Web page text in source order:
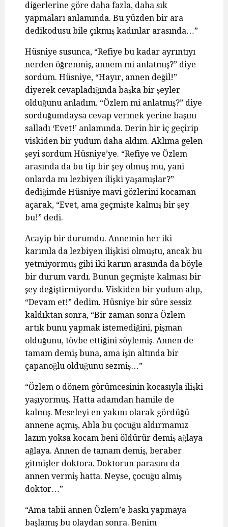
diğerlerine göre daha fazla, daha sık
yapmaları anlamında. Bu yüzden bir ara
dedikodusu bile çıkmış kadınlar arasında…”
Hüsniye susunca, “Refiye bu kadar ayrıntıyı
nerden öğrenmiş, annem mi anlatmış?” diye
sordum. Hüsniye, “Hayır, annen değil!”
diyerek cevapladığında başka bir şeyler
olduğunu anladım. “Özlem mi anlatmış?” diye
sorduğumdaysa cevap vermek yerine başını
salladı ‘Evet!’ anlamında. Derin bir iç geçirip
viskiden bir yudum daha aldım. Aklıma gelen
şeyi sordum Hüsniye’ye. “Refiye ve Özlem
arasında da bu tip bir şey olmuş mu, yani
onlarda mı lezbiyen ilişki yaşamışlar?”
dediğimde Hüsniye mavi gözlerini kocaman
açarak, “Evet, ama geçmişte kalmış bir şey
bu!” dedi.
Acayip bir durumdu. Annemin her iki
karımla da lezbiyen ilişkisi olmuştu, ancak bu
yetmiyormuş gibi iki karım arasında da böyle
bir durum vardı. Bunun geçmişte kalması bir
şey değiştirmiyordu. Viskiden bir yudum alıp,
“Devam et!” dedim. Hüsniye bir süre sessiz
kaldıktan sonra, “Bir zaman sonra Özlem
artık bunu yapmak istemediğini, pişman
olduğunu, tövbe ettiğini söylemiş. Annen de
tamam demiş buna, ama işin altında bir
çapanoğlu olduğunu sezmiş…”
“Özlem o dönem görümcesinin kocasıyla ilişki
yaşıyormuş. Hatta adamdan hamile de
kalmış. Meseleyi en yakını olarak gördüğü
annene açmış, Abla bu çocuğu aldırmamız
lazım yoksa kocam beni öldürür demiş ağlaya
ağlaya. Annen de tamam demiş, beraber
gitmişler doktora. Doktorun parasını da
annen vermiş hatta. Neyse, çocuğu almış
doktor…”
“Ama tabii annen Özlem’e baskı yapmaya
başlamış bu olaydan sonra. Benim